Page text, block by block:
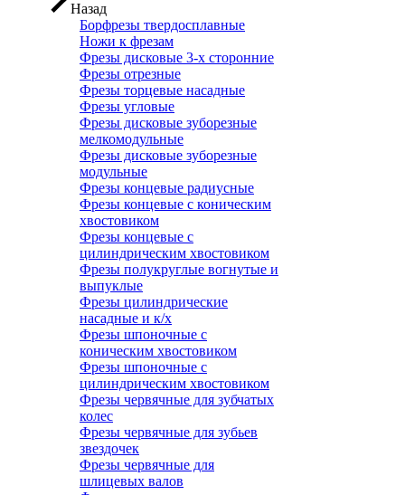
Назад
Борфрезы твердосплавные
Ножи к фрезам
Фрезы дисковые 3-х сторонние
Фрезы отрезные
Фрезы торцевые насадные
Фрезы угловые
Фрезы дисковые зуборезные
мелкомодульные
Фрезы дисковые зуборезные
модульные
Фрезы концевые радиусные
Фрезы концевые с коническим
хвостовиком
Фрезы концевые с
цилиндрическим хвостовиком
Фрезы полукруглые вогнутые и
выпуклые
Фрезы цилиндрические
насадные и к/х
Фрезы шпоночные с
коническим хвостовиком
Фрезы шпоночные с
цилиндрическим хвостовиком
Фрезы червячные для зубчатых
колес
Фрезы червячные для зубьев
звездочек
Фрезы червячные для
шлицевых валов